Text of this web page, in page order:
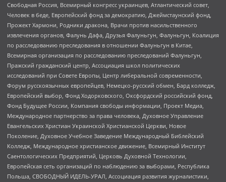
Свободная Россия, Всемирный конгресс украинцев, Атлантический совет,
Человек в беде, Европейский фонд за демократию, Джеймстаунский фонд,
Прожект Хармони, Родники дракона, Врачи против насильственного
извлечения органов, Фалунь Дафа, Друзья Фалуньгун, Фалуньгун, Коалиция
по расследованию преследования в отношении Фалуньгун в Китае,
Всемирная организация по расследованию преследований Фалуньгун,
Пражский гражданский центр, Ассоциация школ политических
исследований при Совете Европы, Центр либеральной современности,
Форум русскоязычных европейцев, Немецко-русский обмен, Бард колледж,
Европейский выбор, Фонд Ходорковского, Оксфордский российский фонд,
Фонд Будущее России, Компания свободы информации, Проект Медиа,
Международное партнерство за права человека, Духовное Управление
Евангельских Христиан Украинской Христианской Церкви, Новое
Поколение, Духовное Учебное Заведение Международный Библейский
Колледж, Международное христианское движение, Всемирный Институт
Саентологических Предприятий, Церковь Духовной Технологии,
Европейская сеть организаций по наблюдению за выборами, Республика
Польша, СВОБОДНЫЙ ИДЕЛЬ-УРАЛ, Ассоциация развития журналистики,